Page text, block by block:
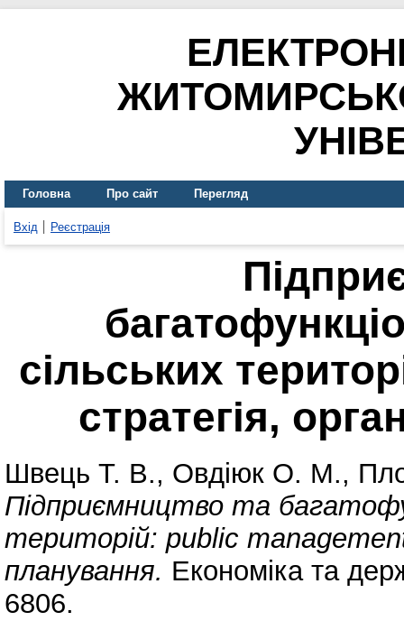
Головна Про сайт Перегляд
Вхід Реєстрація
сільських
стратегія,
Швець Т. В., Овдіюк О. М.,
Підприємництво та
територій: public
планування. Економіка та
6806.